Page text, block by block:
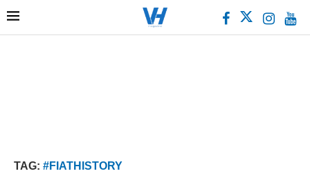
TAG: #FIATHISTORY